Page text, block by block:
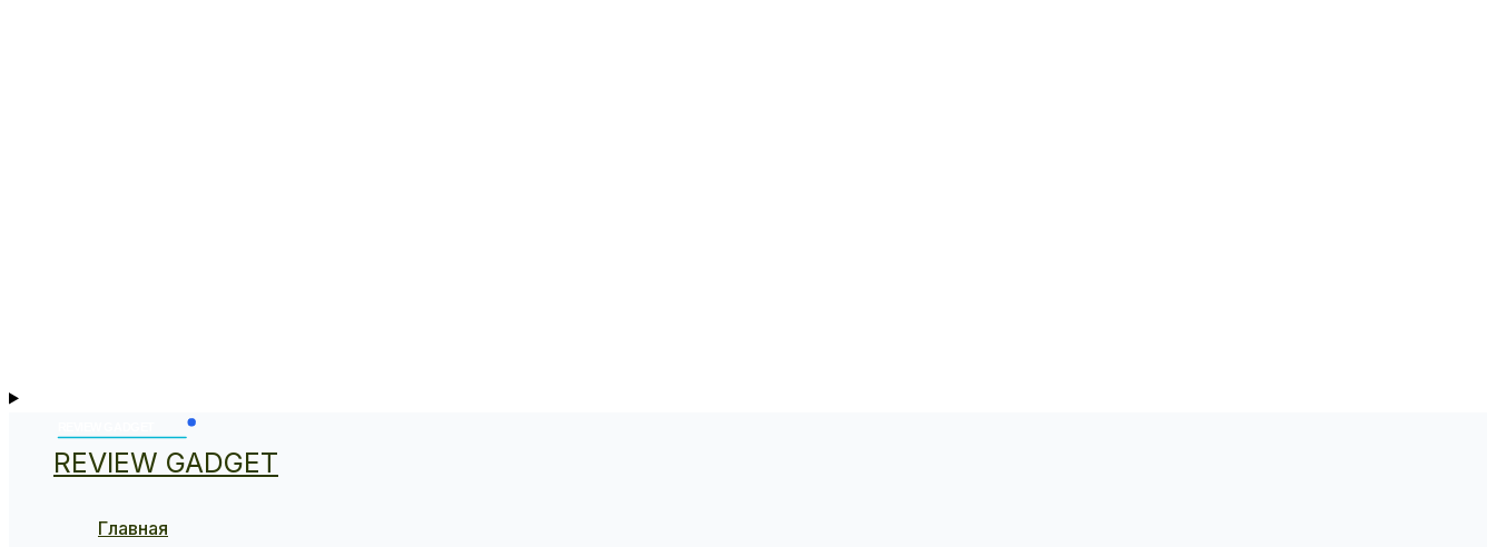
REVIEW GADGET
Главная